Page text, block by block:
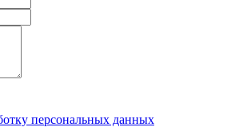
персональных данных